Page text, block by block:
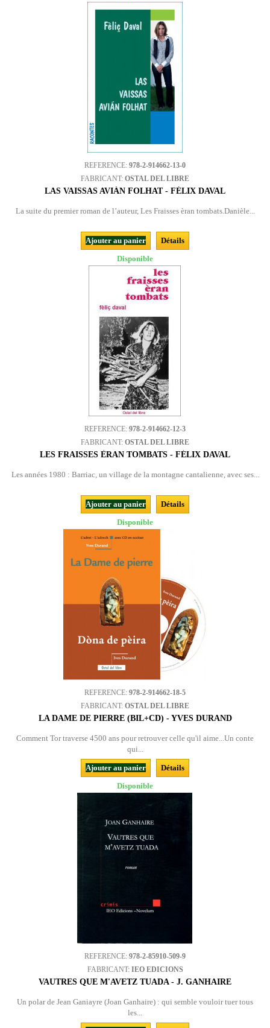
REFERENCE: 978-2-914662-13-0
FABRICANT: OSTAL DEL LIBRE
LAS VAISSAS AVIÁN FOLHAT - FÉLIX DAVAL
La suite du premier roman de l’auteur, Les Fraisses èran tombats.Danièle...
Ajouter au panier
Détails
Disponible
REFERENCE: 978-2-914662-12-3
FABRICANT: OSTAL DEL LIBRE
LES FRAISSES ÈRAN TOMBATS - FÉLIX DAVAL
Les années 1980 : Barriac, un village de la montagne cantalienne, avec ses...
Ajouter au panier
Détails
Disponible
REFERENCE: 978-2-914662-18-5
FABRICANT: OSTAL DEL LIBRE
LA DAME DE PIERRE (BIL+CD) - YVES DURAND
Comment Tor traverse 4500 ans pour retrouver celle qu'il aime...Un conte
qui...
Ajouter au panier
Détails
Disponible
REFERENCE: 978-2-85910-509-9
FABRICANT: IEO EDICIONS
VAUTRES QUE M'AVETZ TUADA - J. GANHAIRE
Un polar de Jean Ganiayre (Joan Ganhaire) : qui semble vouloir tuer tous
les...